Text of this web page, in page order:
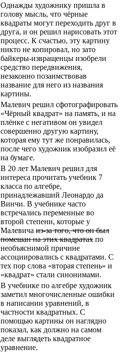
Однажды художнику пришла в
голову мысль, что чёрные
квадраты могут переходить друг в
друга, и он решил нарисовать этот
процесс. К счастью, эту картину
никто не копировал, но зато
байкеры-извращенцы изобрели
средство передвижения,
незаконно позаимствовав
название для него из названия
картины.
Малевич решил сфотографировать
«Чёрный квадрат» на память, и на
плёнке с негативом он увидел
совершенно другую картину,
которая ему тут же понравилась,
после чего художник изобразил её
на бумаге.
В 20 лет Малевич решил для
интереса прочитать учебник 7
класса по алгебре,
принадлежавший Леонардо да
Винчи. В учебнике часто
встречались переменные во
второй степени, которые у
Малевича из-за того, что он был
помешан на этих квадратах по
необъяснимой причине
ассоциировались с квадратами. С
тех пор слова «вторая степень» и
«квадрат» стали синонимами.
В учебнике по алгебре художник
заметил многочисленные ошибки
в написании уравнений, в
частности квадратных. С
помощью картины он наглядно
показал, как должно на самом
деле выглядеть квадратное
уравнение.